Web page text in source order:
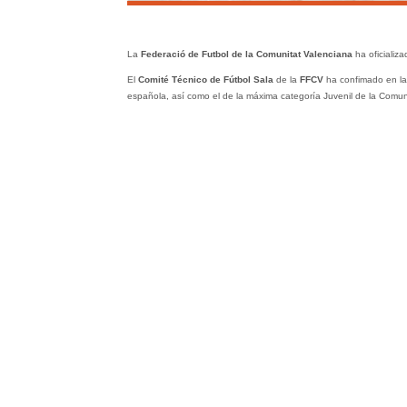
La Federació de Futbol de la Comunitat Valenciana ha
El Comité Técnico de Fútbol Sala de la FFCV ha confimado en
española, así como el de la máxima categoría Juvenil de la